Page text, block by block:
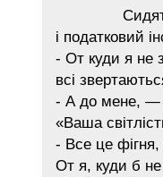
Сидять в
і податковий
- От куди я не
всі
- А до мене, —
«Ваша
- Все це
От я, куди б не